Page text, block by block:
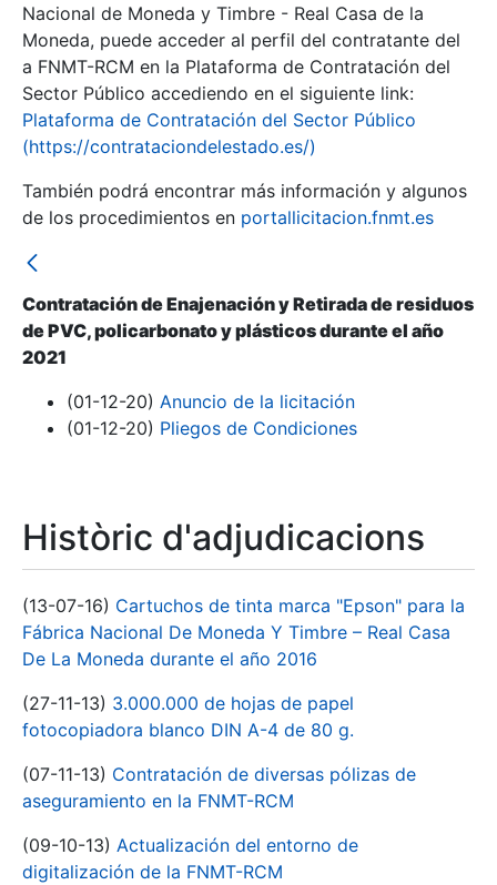
Nacional de Moneda y Timbre - Real Casa de la
Moneda, puede acceder al perfil del contratante del
a FNMT-RCM en la Plataforma de Contratación del
Sector Público accediendo en el siguiente link:
Plataforma de Contratación del Sector Público
(https://contrataciondelestado.es/)
También podrá encontrar más información y algunos
de los procedimientos en portallicitacion.fnmt.es
Contratación de Enajenación y Retirada de residuos
de PVC, policarbonato y plásticos durante el año
2021
(01-12-20) Anuncio de la licitación
(01-12-20) Pliegos de Condiciones
Històric d'adjudicacions
(13-07-16) Cartuchos de tinta marca "Epson" para la
Fábrica Nacional De Moneda Y Timbre – Real Casa
De La Moneda durante el año 2016
(27-11-13) 3.000.000 de hojas de papel
fotocopiadora blanco DIN A-4 de 80 g.
(07-11-13) Contratación de diversas pólizas de
aseguramiento en la FNMT-RCM
(09-10-13) Actualización del entorno de
digitalización de la FNMT-RCM